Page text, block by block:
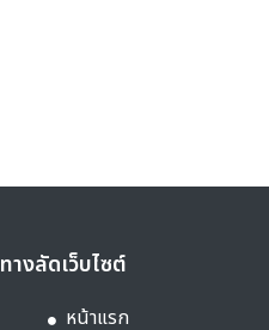
ทางลัดเว็บไซต์
หน้าแรก